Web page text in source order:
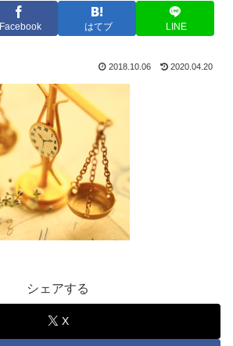
Facebook はてブ LINE
2018.10.06 2020.04.20
シェアする
X